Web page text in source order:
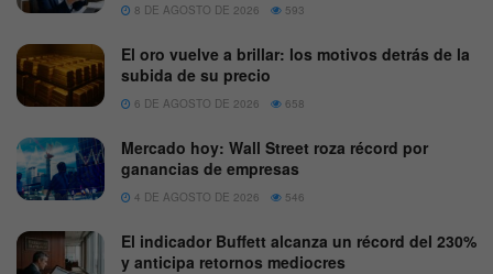
8 DE AGOSTO DE 2026 593
El oro vuelve a brillar: los motivos detrás de la
subida de su precio
6 DE AGOSTO DE 2026 658
Mercado hoy: Wall Street roza récord por
ganancias de empresas
4 DE AGOSTO DE 2026 546
El indicador Buffett alcanza un récord del 230%
y anticipa retornos mediocres